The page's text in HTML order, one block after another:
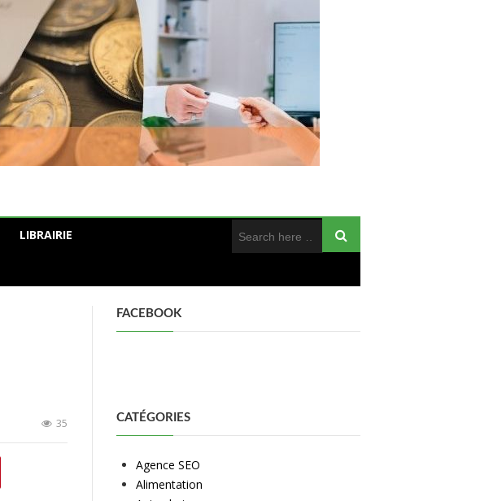
LIBRAIRIE
35
FACEBOOK
CATÉGORIES
Agence SEO
Alimentation